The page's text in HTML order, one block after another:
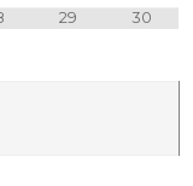
29 30